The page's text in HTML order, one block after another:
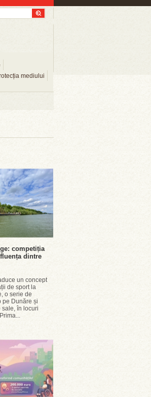
mediului
competiția
dintre
un concept
de sport la
o serie de
pe Dunăre și
în locuri